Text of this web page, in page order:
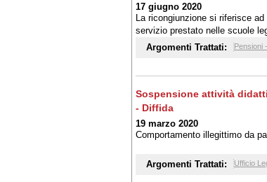
17 giugno 2020
La ricongiunzione si riferisce
servizio prestato nelle scuole
Argomenti Trattati:
Pensioni
Sospensione attività
- Diffida
19 marzo 2020
Comportamento illegittimo da
Argomenti Trattati: Ufficio